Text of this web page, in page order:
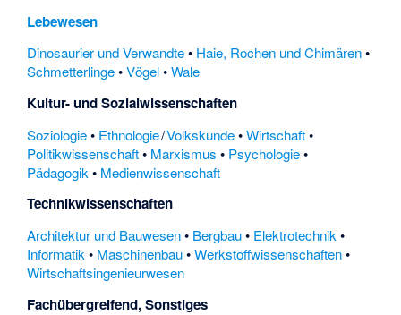
Lebewesen
Dinosaurier und Verwandte• Haie, Rochen und Chimären•
Schmetterlinge•Vögel•Wale
Kultur- und Sozialwissenschaften
Soziologie• Ethnologie/Volkskunde•Wirtschaft•
Politikwissenschaft• Marxismus • Psychologie•
Pädagogik • Medienwissenschaft
Technikwissenschaften
Architektur und Bauwesen• Bergbau• Elektrotechnik •
Informatik • Maschinenbau•Werkstoffwissenschaften•
Wirtschaftsingenieurwesen
Fachübergreifend, Sonstiges